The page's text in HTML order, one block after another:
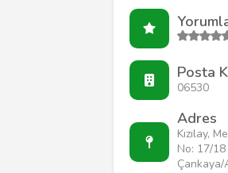
Posta
06530
Adres
Kızılay,
No: 17/
Çankaya/